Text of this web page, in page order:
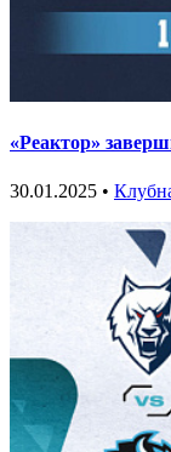
«Реактор»
30.01.2025 •